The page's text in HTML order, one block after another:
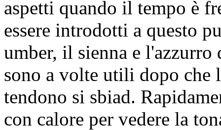
aspetti quando il tempo è
essere introdotti a questo
umber, il sienna e
sono a volte utili dopo che
tendono si sbiad.
con calore per vedere la